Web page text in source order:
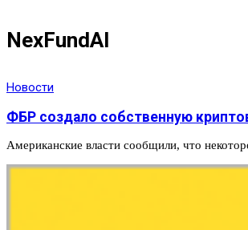
NexFundAI
Новости
ФБР создало собственную
Американские власти сообщили, что